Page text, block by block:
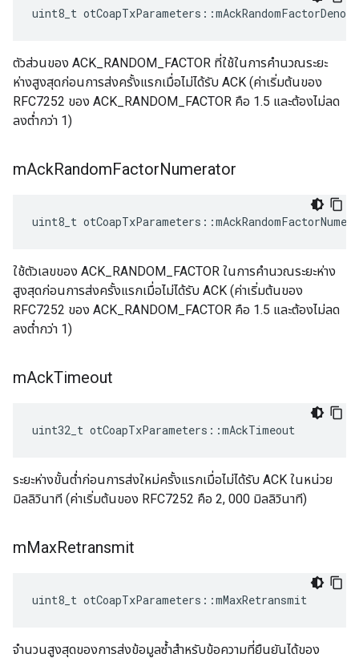
uint8_t otCoapTxParameters ::
ตัวส่วนของ ACK_RANDOM_FACTOR ที่ใช้ในการคำนวณระยะ
ห่างสูงสุดก่อนการส่งครั้งแรกเมื่อไม่ได้รับ ACK (ค่าเริ่มต้นของ
RFC7252 ของ ACK_RANDOM_FACTOR คือ 1.5 และต้องไม่ลด
ลงต่ำกว่า 1)
mAckRandomFactorNumerator
uint8_t otCoapTxParameters ::
ใช้ตัวเลขของ ACK_RANDOM_FACTOR ในการคำนวณระยะห่าง
สูงสุดก่อนการส่งครั้งแรกเมื่อไม่ได้รับ ACK (ค่าเริ่มต้นของ
RFC7252 ของ ACK_RANDOM_FACTOR คือ 1.5 และต้องไม่ลด
ลงต่ำกว่า 1)
mAckTimeout
uint32_t otCoapTxParameters ::mAckTimeout
ระยะห่างขั้นต่ำก่อนการส่งใหม่ครั้งแรกเมื่อไม่ได้รับ ACK ในหน่วย
มิลลิวินาที (ค่าเริ่มต้นของ RFC7252 คือ 2, 000 มิลลิวินาที)
mMaxRetransmit
uint8_t otCoapTxParameters ::mMaxRetransmit
จำนวนสูงสุดของการส่งข้อมูลซ้ำสำหรับข้อความที่ยืนยันได้ของ